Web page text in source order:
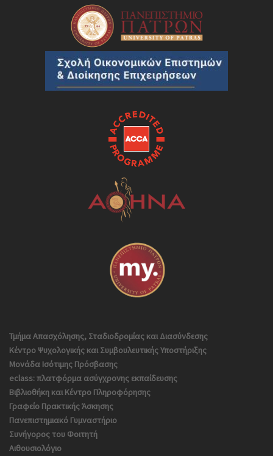
Τμήμα Απασχόλησης, Σταδιοδρομίας και Διασύνδεσης
Κέντρο Ψυχολογικής και Συμβουλευτικής Υποστήριξης
Μονάδα Ισότιμης Πρόσβασης
eclass: πλατφόρμα ασύγχρονης εκπαίδευσης
Βιβλιοθήκη και Κέντρο Πληροφόρησης
Γραφείο Πρακτικής Άσκησης
Πανεπιστημιακό Γυμναστήριο
Συνήγορος του Φοιτητή
Αιθουσιολόγιο